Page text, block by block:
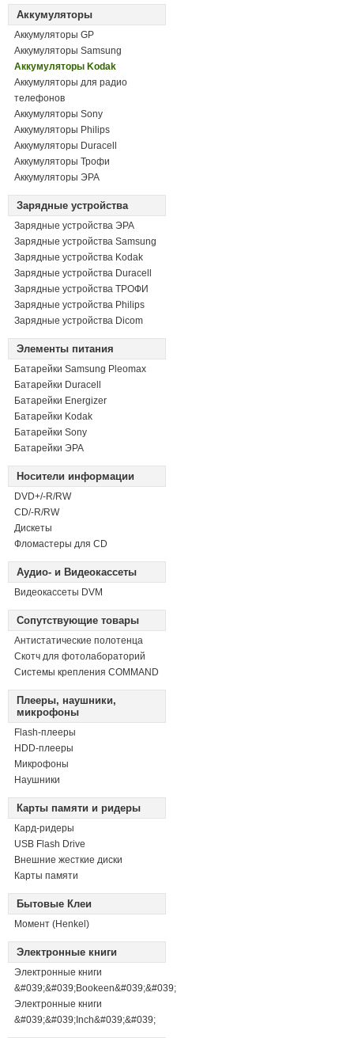
Аккумуляторы
Аккумуляторы GP
Аккумуляторы Samsung
Аккумуляторы Kodak
Аккумуляторы для радио
телефонов
Аккумуляторы Sony
Аккумуляторы Philips
Аккумуляторы Duracell
Аккумуляторы Трофи
Аккумуляторы ЭРА
Зарядные устройства
Зарядные устройства ЭРА
Зарядные устройства Samsung
Зарядные устройства Kodak
Зарядные устройства Duracell
Зарядные устройства ТРОФИ
Зарядные устройства Philips
Зарядные устройства Dicom
Элементы питания
Батарейки Samsung Pleomax
Батарейки Duracell
Батарейки Energizer
Батарейки Kodak
Батарейки Sony
Батарейки ЭРА
Носители информации
DVD+/-R/RW
СD/-R/RW
Дискеты
Фломастеры для CD
Аудио- и Видеокассеты
Видеокассеты DVM
Сопутствующие товары
Антистатические полотенца
Скотч для фотолабораторий
Системы крепления COMMAND
Плееры, наушники,
микрофоны
Flash-плееры
HDD-плееры
Микрофоны
Наушники
Карты памяти и ридеры
Кард-ридеры
USB Flash Drive
Внешние жесткие диски
Карты памяти
Бытовые Клеи
Момент (Henkel)
Электронные книги
Электронные книги
&#039;&#039;Bookeen&#039;&#039;
Электронные книги
&#039;&#039;Inch&#039;&#039;